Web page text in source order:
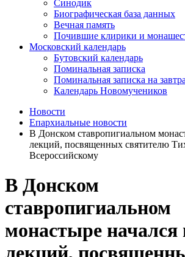
Синодик
Биографическая база данных
Вечная память
Почившие клирики и
Московский календарь
Бутовский календарь
Поминальная записка
Поминальная записка на завтра
Календарь Новомучеников
Новости
Епархиальные новости
В Донском ставропигиальном
лекций, посвященных святителю
Всероссийскому
В Донском
ставропигиальном
монастыре начался